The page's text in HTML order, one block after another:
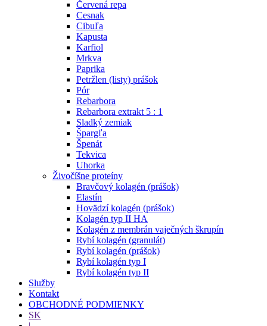
Červená repa
Cesnak
Cibuľa
Kapusta
Karfiol
Mrkva
Paprika
Petržlen (listy) prášok
Pór
Rebarbora
Rebarbora extrakt 5 : 1
Sladký zemiak
Špargľa
Špenát
Tekvica
Uhorka
Živočíšne proteíny
Bravčový kolagén (prášok)
Elastín
Hovädzí kolagén (prášok)
Kolagén typ II HA
Kolagén z membrán vaječných škrupín
Rybí kolagén (granulát)
Rybí kolagén (prášok)
Rybí kolagén typ I
Rybí kolagén typ II
Služby
Kontakt
OBCHODNÉ PODMIENKY
SK